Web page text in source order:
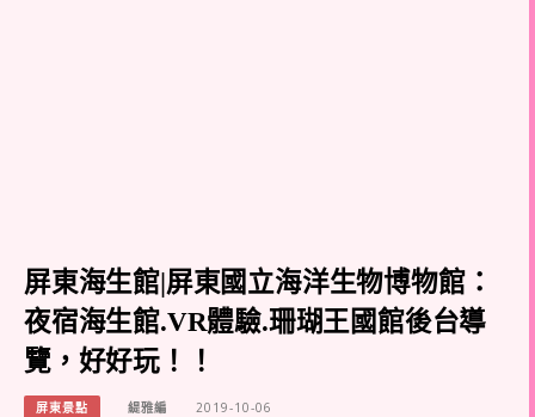
屏東海生館|屏東國立海洋生物博物館：
夜宿海生館.VR體驗.珊瑚王國館後台導
覽，好好玩！！
屏東景點 緹雅編 2019-10-06